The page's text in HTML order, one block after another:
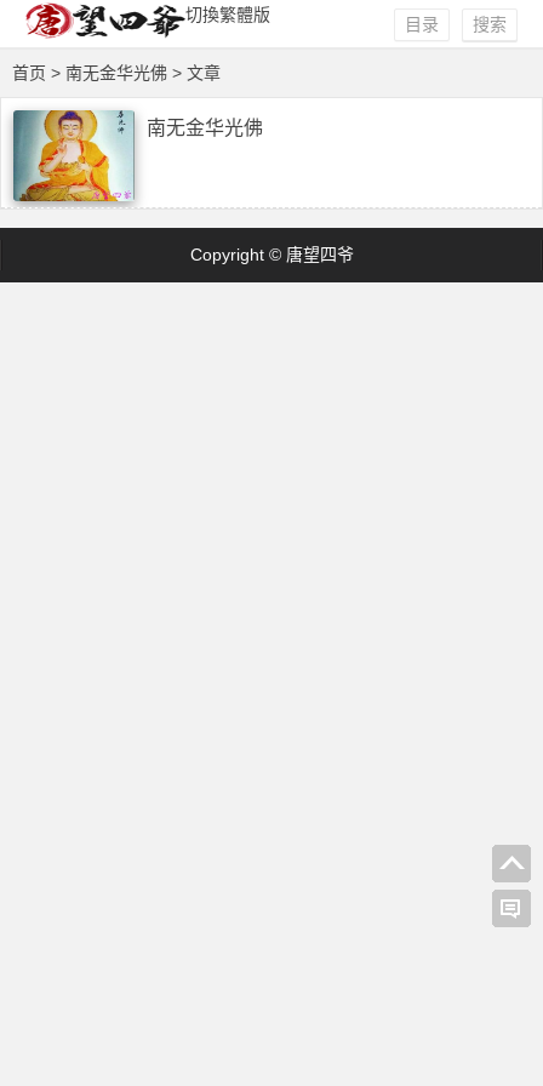
切換繁體版 搜索
目录
首页 > 南无金华光佛 > 文章
南无金华光佛
Copyright © 唐望四爷